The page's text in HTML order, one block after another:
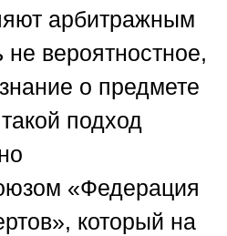
арбитражным
не вероятностное,
о предмете
подход
«Федерация
, который на